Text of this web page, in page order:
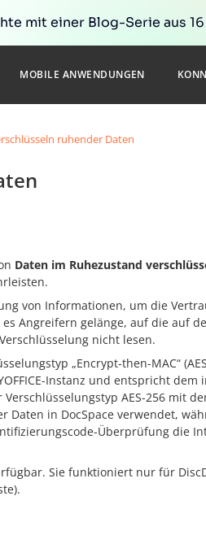
mit einer Blog-Serie aus
MOBILE ANWENDUNGEN
ruhender Daten
Daten im Ruhezustand
von Informationen, um die
Angreifern gelänge, auf die auf
nicht lesen.
„Encrypt-then-MAC“
Instanz und entspricht dem
Verschlüsselungstyp AES-256 mit
Daten in DocSpace verwendet,
Überprüfung die
Sie funktioniert nur für